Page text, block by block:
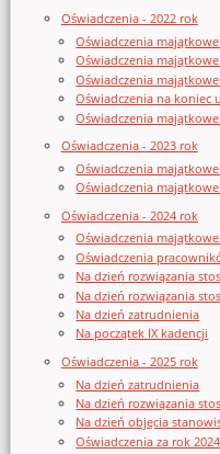
Oświadczenia - 2022 rok
Oświadczenia
Oświadczenia
Oświadczenia
Oświadczenia na koniec
Oświadczenia
Oświadczenia - 2023 rok
Oświadczenia
Oświadczenia
Oświadczenia - 2024 rok
Oświadczenia
Oświadczenia
Na dzień rozwiązania
Na dzień rozwiązania
Na dzień zatrudnienia
Na początek IX kadencji
Oświadczenia - 2025 rok
Na dzień zatrudnienia
Na dzień rozwiązania
Na dzień objęcia
Oświadczenia za rok 2024